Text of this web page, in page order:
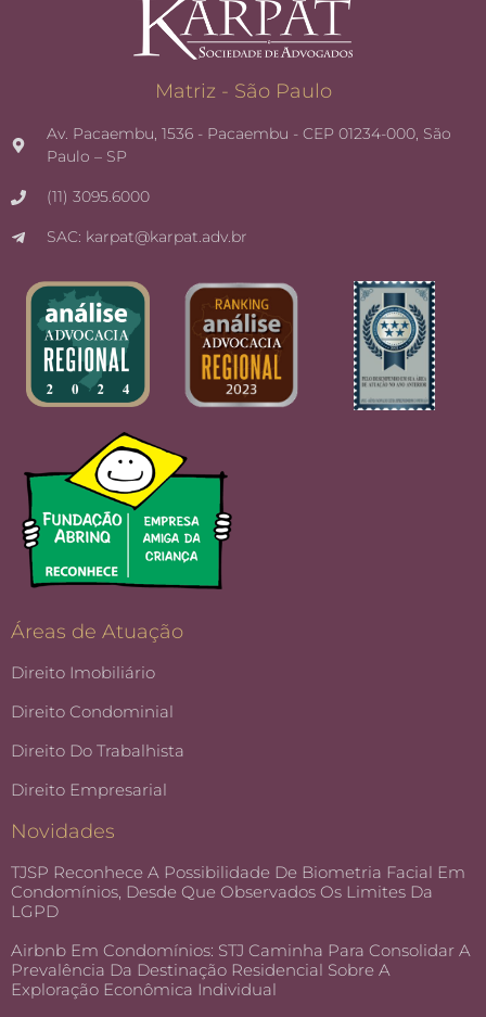
Matriz - São Paulo
Av. Pacaembu, 1536 - Pacaembu - CEP 01234-000, São
Paulo – SP
(11) 3095.6000
SAC: karpat@karpat.adv.br
Áreas de Atuação
Direito Imobiliário
Direito Condominial
Direito Do Trabalhista
Direito Empresarial
Novidades
TJSP Reconhece A Possibilidade De Biometria Facial Em
Condomínios, Desde Que Observados Os Limites Da
LGPD
Airbnb Em Condomínios: STJ Caminha Para Consolidar A
Prevalência Da Destinação Residencial Sobre A
Exploração Econômica Individual